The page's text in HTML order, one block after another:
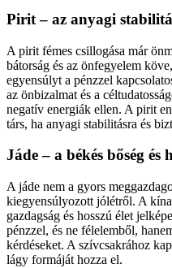
Pirit – az anyagi
A pirit fémes csillogása már
bátorság és az önfegyelem
egyensúlyt a pénzzel
az önbizalmat és a
negatív energiák ellen. A pirit
társ, ha anyagi stabilitásra és
Jáde – a békés bőség
A jáde nem a gyors
kiegyensúlyozott jólétről. A
gazdagság és hosszú élet
pénzzel, és ne félelemből,
kérdéseket. A szívcsakrához
lágy formáját hozza el.